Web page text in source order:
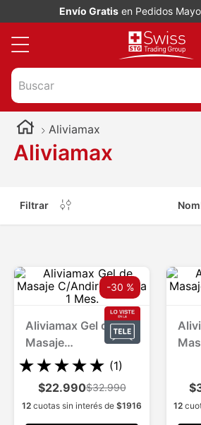
Envío Gratisen Pedidos
Buscar
Aliviamax
Aliviamax
Filtrar
-30 %
Aliviamax Gel de
Masaje
C/Andiroba para 1
Mes.
★★★★★ (1)
$22.990$32.990
12 cuotas sin interés de $1916 12